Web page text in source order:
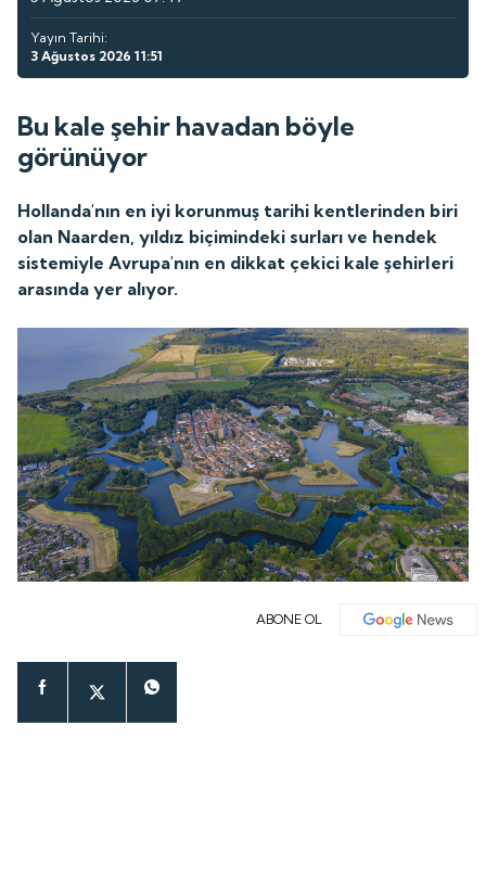
Yayın Tarihi:
3 Ağustos 2026 11:51
Bu kale şehir havadan böyle
görünüyor
Hollanda'nın en iyi korunmuş tarihi kentlerinden biri
olan Naarden, yıldız biçimindeki surları ve hendek
sistemiyle Avrupa'nın en dikkat çekici kale şehirleri
arasında yer alıyor.
ABONE OL